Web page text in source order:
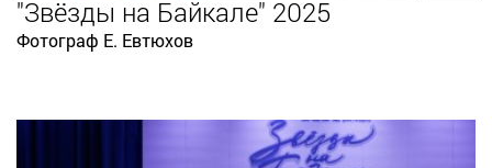
"Звёзды на Байкале" 2025
Фотограф Е. Евтюхов